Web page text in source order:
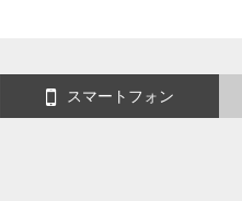
スマートフォン